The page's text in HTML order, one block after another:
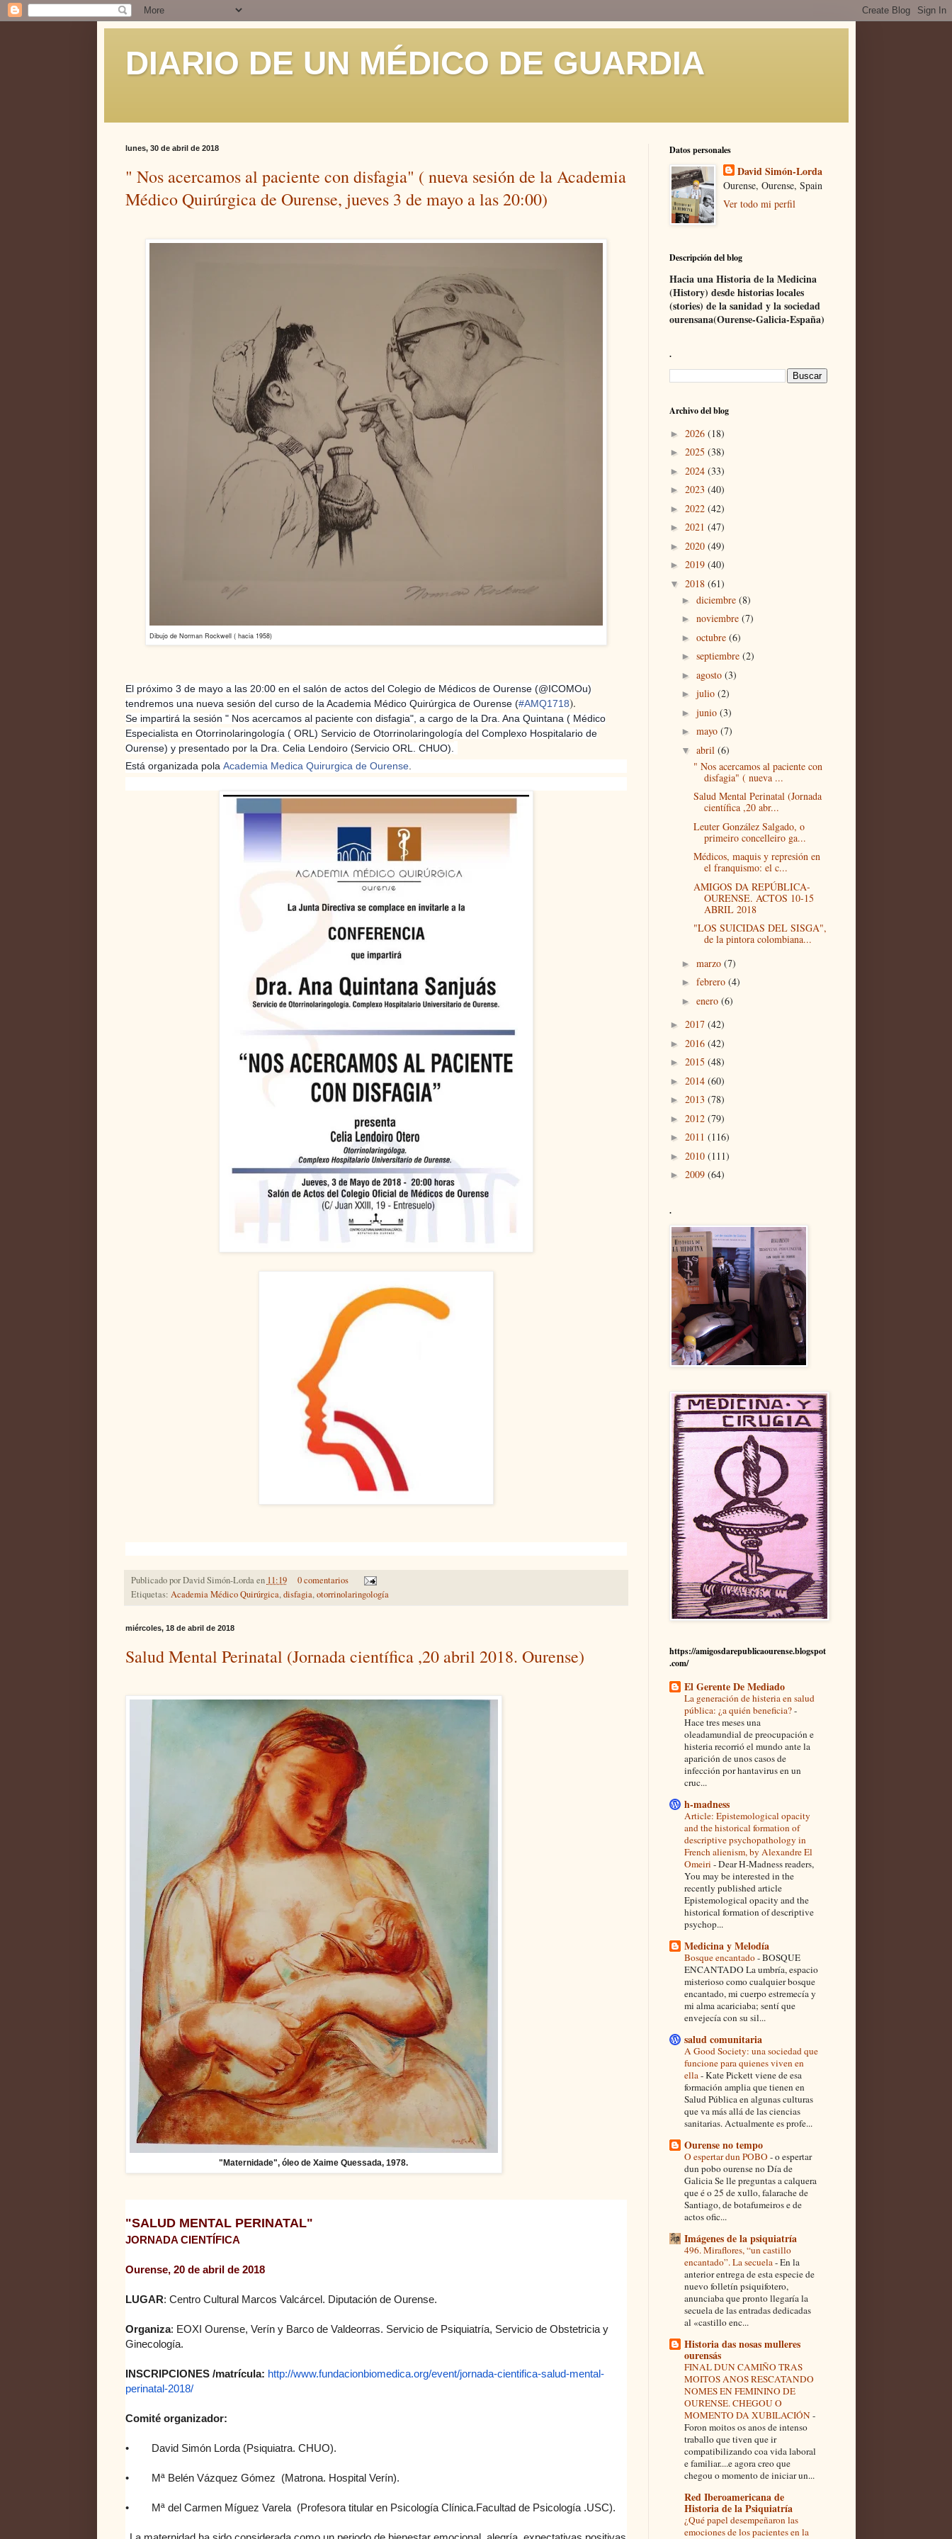
DIARIO DE UN MÉDICO DE GUARDIA
lunes, 30 de abril de 2018
" Nos acercamos al paciente con disfagia" ( nueva sesión de la Academia
Médico Quirúrgica de Ourense, jueves 3 de mayo a las 20:00)
Dibujo de Norman Rockwell ( hacia 1958)
El próximo 3 de mayo a las 20:00 en el salón de actos del Colegio de Médicos de Ourense (@ICOMOu)
tendremos una nueva sesión del curso de la Academia Médico Quirúrgica de Ourense (#AMQ1718).
Se impartirá la sesión " Nos acercamos al paciente con disfagia", a cargo de la Dra. Ana Quintana ( Médico
Especialista en Otorrinolaringología ( ORL) Servicio de Otorrinolaringología del Complexo Hospitalario de
Ourense) y presentado por la Dra. Celia Lendoiro (Servicio ORL. CHUO).
Está organizada pola Academia Medica Quirurgica de Ourense.
Publicado porDavid Simón-Lorda en 11:19
0 comentarios
Etiquetas: Academia Médico Quirúrgica,disfagia,otorrinolaringología
miércoles, 18 de abril de 2018
Salud Mental Perinatal (Jornada científica ,20 abril 2018. Ourense)
"Maternidade", óleo de Xaime Quessada, 1978.
"SALUD MENTAL PERINATAL"
JORNADA CIENTÍFICA
Ourense, 20 de abril de 2018
LUGAR: Centro Cultural Marcos Valcárcel. Diputación de Ourense.
Organiza: EOXI Ourense, Verín y Barco de Valdeorras. Servicio de Psiquiatría, Servicio de Obstetricia y
Ginecología.
INSCRIPCIONES /matrícula: http://www.fundacionbiomedica.org/event/jornada-cientifica-salud-mental-
perinatal-2018/
Comité organizador:
• David Simón Lorda (Psiquiatra. CHUO).
• Mª Belén Vázquez Gómez (Matrona. Hospital Verín).
• Mª del Carmen Míguez Varela (Profesora titular en Psicología Clínica.Facultad de Psicología .USC).
Datos personales
David Simón-Lorda
Ourense, Ourense, Spain
Ver todo mi perfil
Descripción del blog
Hacia una Historia de la Medicina
(History) desde historias locales
(stories) de la sanidad y la sociedad
ourensana(Ourense-Galicia-España)
.
Archivo del blog
► 2026 (18)
► 2025 (38)
► 2024 (33)
► 2023 (40)
► 2022 (42)
► 2021 (47)
► 2020 (49)
► 2019 (40)
▼ 2018 (61)
►diciembre(8)
►noviembre(7)
►octubre(6)
►septiembre(2)
►agosto(3)
►julio(2)
►junio(3)
►mayo(7)
▼abril(6)
" Nos acercamos al paciente con
disfagia" ( nueva ...
Salud Mental Perinatal (Jornada
científica ,20 abr...
Leuter González Salgado, o
primeiro concelleiro ga...
Médicos, maquis y represión en
el franquismo: el c...
AMIGOS DA REPÚBLICA-
OURENSE. ACTOS 10-15
ABRIL 2018
"LOS SUICIDAS DEL SISGA",
de la pintora colombiana...
►marzo(7)
►febrero(4)
►enero(6)
► 2017 (42)
► 2016 (42)
► 2015 (48)
► 2014 (60)
► 2013 (78)
► 2012 (79)
► 2011 (116)
► 2010 (111)
► 2009 (64)
.
https://amigosdarepublicaourense.blogspot
.com/
El Gerente De Mediado
La generación de histeria en salud
pública: ¿a quién beneficia?-
Hace tres meses una
oleadamundial de preocupación e
histeria recorrió el mundo ante la
aparición de unos casos de
infección por hantavirus en un
cruc...
h-madness
Article: Epistemological opacity
and the historical formation of
descriptive psychopathology in
French alienism, by Alexandre El
Omeiri -Dear H-Madness readers,
You may be interested in the
recently published article
Epistemological opacity and the
historical formation of descriptive
psychop...
Medicina y Melodía
Bosque encantado-BOSQUE
ENCANTADO La umbría, espacio
misterioso como cualquier bosque
encantado, mi cuerpo estremecía y
mi alma acariciaba; sentí que
envejecía con su sil...
salud comunitaria
A Good Society: una sociedad que
funcione para quienes viven en
ella-Kate Pickett viene de esa
formación amplia que tienen en
Salud Pública en algunas culturas
que va más allá de las ciencias
sanitarias. Actualmente es profe...
Ourense no tempo
O espertar dun POBO -o espertar
dun pobo ourense no Día de
Galicia Se lle preguntas a calquera
que é o 25 de xullo, falarache de
Santiago, de botafumeiros e de
actos ofic...
Imágenes de la psiquiatría
496. Miraflores, “un castillo
encantado”. La secuela-En la
anterior entrega de esta especie de
nuevo folletín psiquifotero,
anunciaba que pronto llegaría la
secuela de las entradas dedicadas
al «castillo enc...
Historia das nosas mulleres
ourensás
FINAL DUN CAMIÑO TRAS
MOITOS ANOS RESCATANDO
NOMES EN FEMININO DE
OURENSE. CHEGOU O
MOMENTO DA XUBILACIÓN-
Foron moitos os anos de intenso
traballo que tiven que ir
compatibilizando coa vida laboral
e familiar....e agora creo que
chegou o momento de iniciar un...
Red Iberoamericana de
Historia de la Psiquiatría
¿Qué papel desempeñaron las
emociones de los pacientes en la